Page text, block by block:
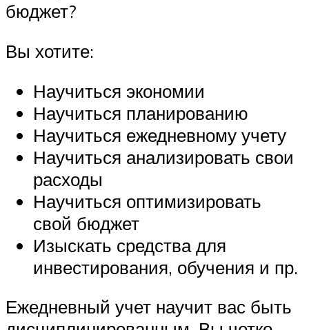
бюджет?
Вы хотите:
Научиться экономии
Научиться планированию
Научиться ежедневному учету
Научиться анализировать свои
расходы
Научиться оптимизировать
свой бюджет
Изыскать средства для
инвестирования, обучения и пр.
Ежедневный учет научит вас быть